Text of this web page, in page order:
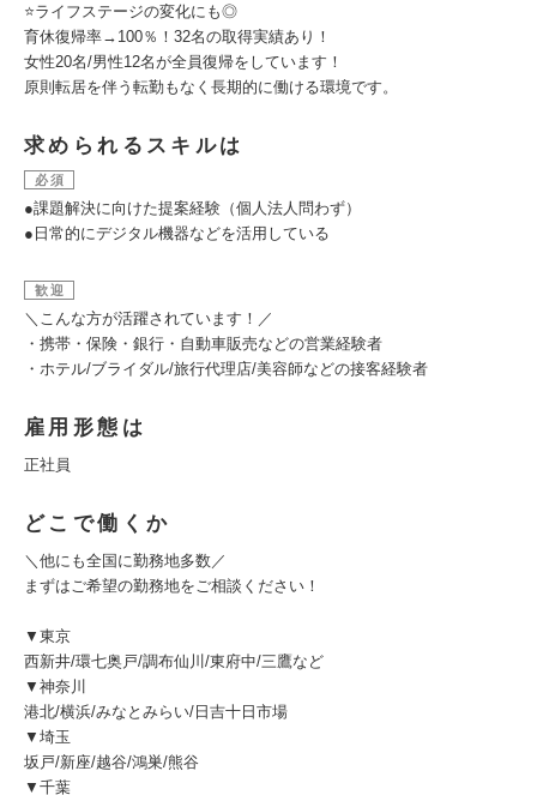
⭐ライフステージの変化にも◎
育休復帰率→100％！32名の取得実績あり！
女性20名/男性12名が全員復帰をしています！
原則転居を伴う転勤もなく長期的に働ける環境です。
求められるスキルは
必須
●課題解決に向けた提案経験（個人法人問わず）
●日常的にデジタル機器などを活用している
歓迎
＼こんな方が活躍されています！／
・携帯・保険・銀行・自動車販売などの営業経験者
・ホテル/ブライダル/旅行代理店/美容師などの接客経験者
雇用形態は
正社員
どこで働くか
＼他にも全国に勤務地多数／
まずはご希望の勤務地をご相談ください！
▼東京
西新井/環七奥戸/調布仙川/東府中/三鷹など
▼神奈川
港北/横浜/みなとみらい/日吉十日市場
▼埼玉
坂戸/新座/越谷/鴻巣/熊谷
▼千葉